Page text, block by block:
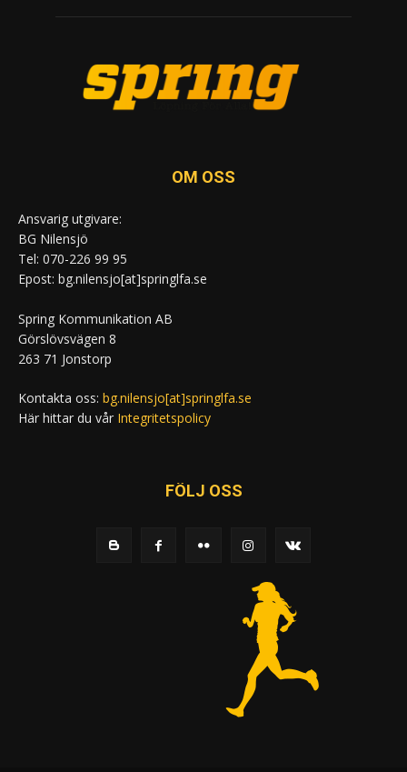
OM OSS
Ansvarig utgivare:
BG Nilensjö
Tel: 070-226 99 95
Epost: bg.nilensjo[at]springlfa.se
Spring Kommunikation AB
Görslövsvägen 8
263 71 Jonstorp
Kontakta oss: bg.nilensjo[at]springlfa.se
Här hittar du vår Integritetspolicy
FÖLJ OSS